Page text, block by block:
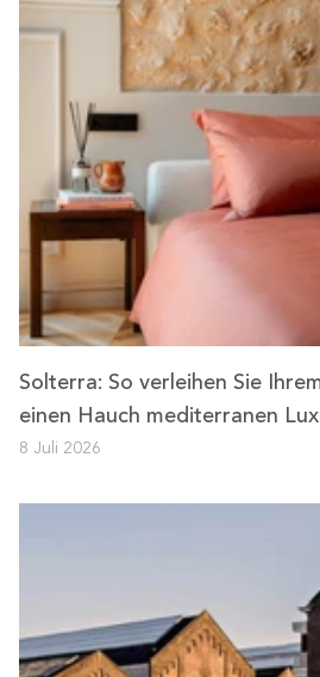
Solterra: So verleihen Sie
einen Hauch mediterranen
8 Juli 2026